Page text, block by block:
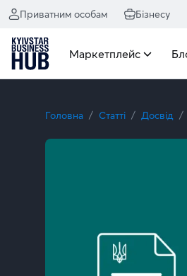
Приватним особам Бізнесу
Маркетплейс
Головна Статті Досвід
Як Київстар працює з державним